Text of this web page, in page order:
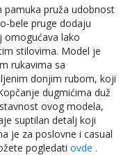
pamuka pruža udobnost
bele pruge dodaju
omogućava lako
stilovima. Model je
rukavima sa
donjim rubom, koji
dugmićima duž
ovog modela,
suptilan detalj koji
je za poslovne i casual
pogledati ovde .